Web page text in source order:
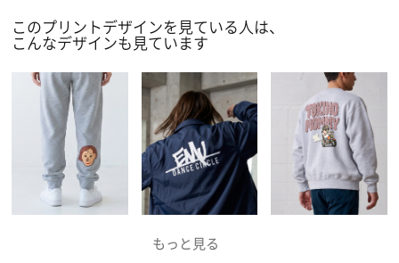
このプリントデザインを見ている人は、
こんなデザインも見ています